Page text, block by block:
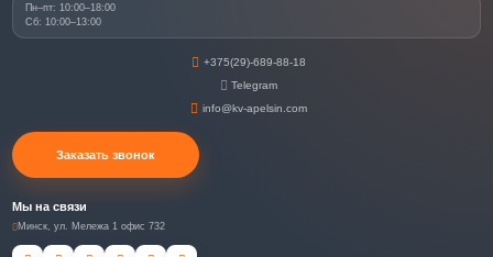
+375(29)-689-88-18
Telegram
info@kv-apelsin.com
Заказать звонок
Пн–пт: 10:00–18:00
Сб: 10:00–13:00
Мы на связи
Минск, ул. Мележа 1 офис 732